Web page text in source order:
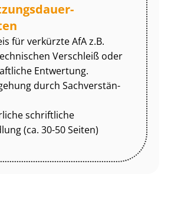
für verkürzte AfA z.B.
Verschleiß oder
Entwertung.
durch Sach­ver­stän­
schriftliche
(ca. 30-50 Seiten)